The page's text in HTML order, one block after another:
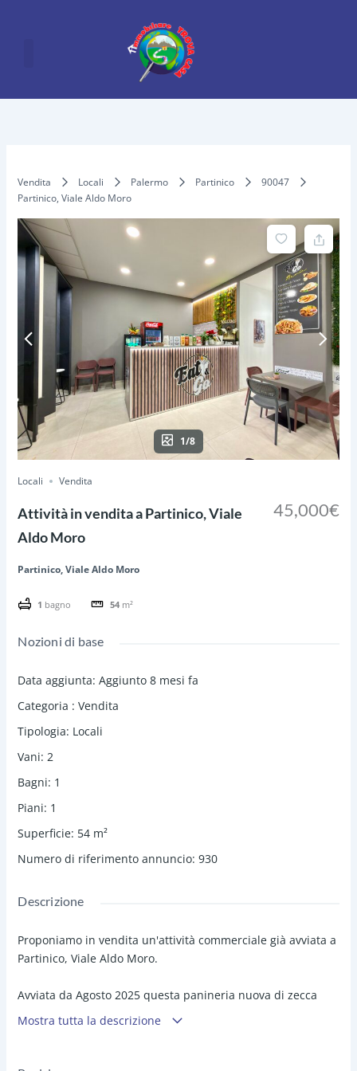
Vendita Locali Palermo Partinico
90047
Partinico, Viale Aldo Moro
1/8
Locali Vendita
Attività in vendita a Partinico, Viale
Aldo Moro
Partinico, Viale Aldo Moro
1 bagno 54 m²
45,000€
Nozioni di base
Data aggiunta: Aggiunto 8 mesi fa
Categoria : Vendita
Tipologia: Locali
Vani: 2
Bagni: 1
Piani: 1
Superficie: 54 m²
Numero di riferimento annuncio: 930
Descrizione
Proponiamo in vendita un'attività commerciale già avviata a
Partinico, Viale Aldo Moro.
Avviata da Agosto 2025 questa panineria nuova di zecca
offre la possibilità a chiunque voglia iniziare un percorso
Mostra tutta la descrizione